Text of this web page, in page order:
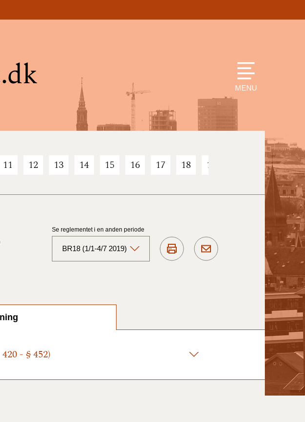
MENU
11 12 13 14 15 16 17 18 19 21 22
Se reglementet i en anden periode
BR18 (1/1-4/7 2019)
- § 452)